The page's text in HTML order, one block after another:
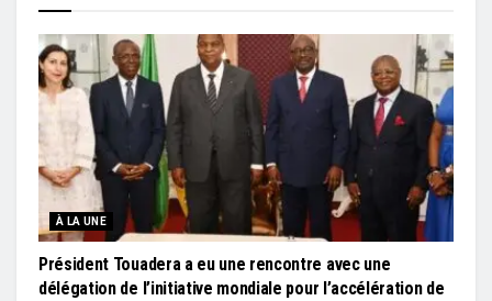
À LA UNE
Président Touadera a eu une rencontre avec une
délégation de l’initiative mondiale pour l’accélération de